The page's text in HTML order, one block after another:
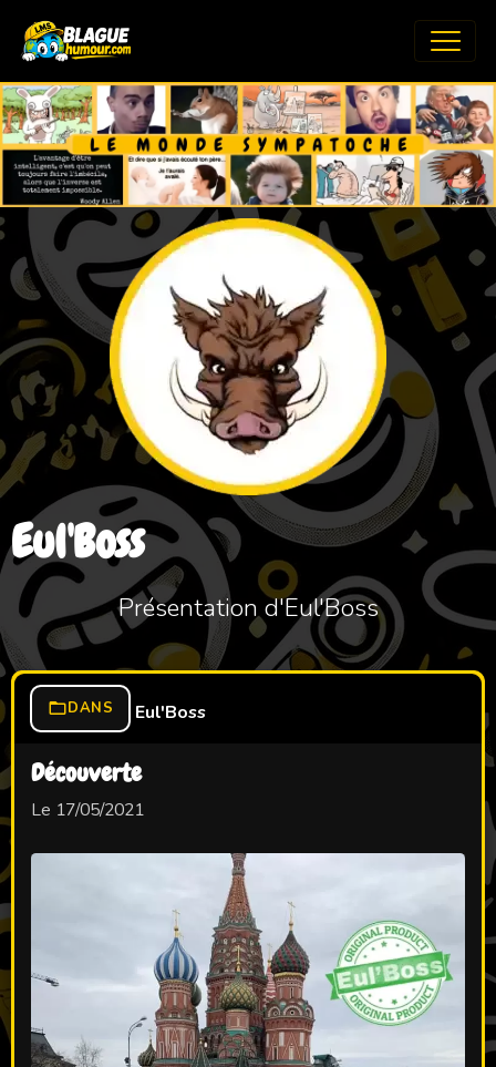
Eul'Boss
Présentation d'Eul'Boss
DANS Eul'Boss
Découverte
Le 17/05/2021